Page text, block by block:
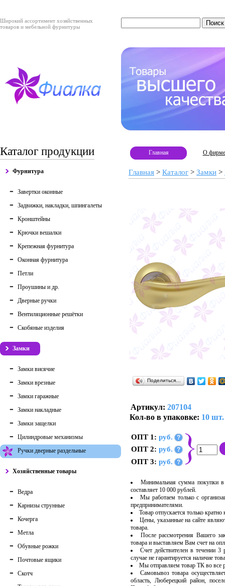
Широкий ассортимент хозяйственных
товаров и мебельной фурнитуры
Каталог продукции
Фурнитура
Завертки оконные
Задвижки, накладки, шпингалеты
Кронштейны
Крючки вешалки
Крепежная фурнитура
Оконная фурнитура
Петли
Проушины и др.
Дверные ручки
Вентиляционные решётки
Скобяные изделия
Замки
Замки висячие
Замки врезные
Замки гаражные
Замки накладные
Замки защелки
Цилиндровые механизмы
Ручки дверные раздельные
Хозяйственные товары
Ведра
Карнизы струнные
Кочерга
Метла
Обувные рожки
Почтовые ящики
Скотч
Главная О фирме
Главная > Каталог > Замки >
Поделиться…
Артикул: 207104
Кол-во в упаковке: 10 шт.
ОПТ 1: руб. ?
ОПТ 2: руб. ?
ОПТ 3: руб. ?
Минимальная сумма покупки в
составляет 10 000 рублей.
Мы работаем только с
предпринимателями.
Товар отпускается только
Цены, указанные на сайте
товара.
После рассмотрения Вашего
товара и выставляем Вам счет на
Счет действителен в течении
случае не гарантируется наличие
Мы отправляем товар ТК во
Самовывоз товара
область, Люберецкий район,